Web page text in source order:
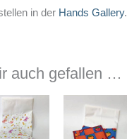
in der Hands Gallery.
auch gefallen …